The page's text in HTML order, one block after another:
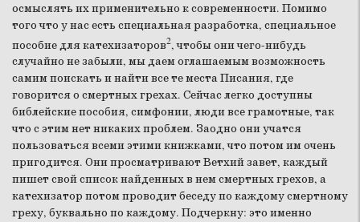
осмыслять их применительно к современности. Помимо
того что у нас есть специальная разработка, специальное
пособие для катехизаторов2, чтобы они чего-нибудь
случайно не забыли, мы даем оглашаемым возможность
самим поискать и найти все те места Писания, где
говорится о смертных грехах. Сейчас легко доступны
библейские пособия, симфонии, люди все грамотные, так
что с этим нет никаких проблем. Заодно они учатся
пользоваться всеми этими книжками, что потом им очень
пригодится. Они просматривают Ветхий завет, каждый
пишет свой список найденных в нем смертных грехов, а
катехизатор потом проводит беседу по каждому смертному
греху, буквально по каждому. Подчеркну: это именно